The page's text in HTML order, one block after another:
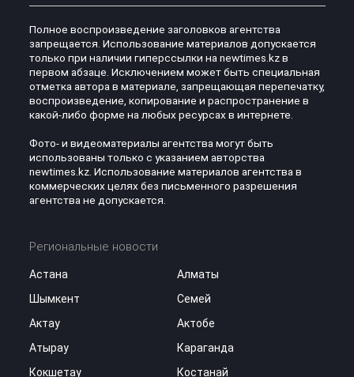
Полное воспроизведение заголовков агентства
запрещается. Использование материалов допускается
только при наличии гиперссылки на newtimes.kz в
первом абзаце. Исключением может быть специальная
отметка автора в материале, запрещающая перепечатку,
воспроизведение, копирование и распространение в
какой-либо форме на любых ресурсах в интернете.
Фото- и видеоматериалы агентства могут быть
использованы только с указанием авторства
newtimes.kz. Использование материалов агентства в
коммерческих целях без письменного разрешения
агентства не допускается.
Региональные новости
Астана
Алматы
Шымкент
Семей
Актау
Актобе
Атырау
Караганда
Кокшетау
Костанай